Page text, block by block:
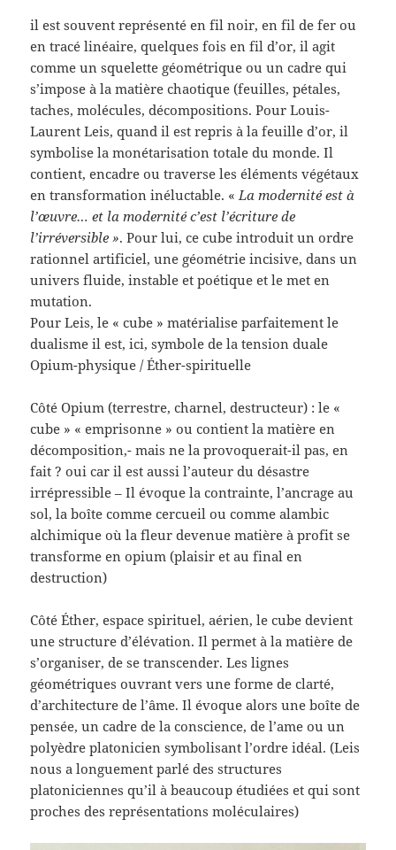
il est souvent représenté en fil noir, en fil de fer ou
en tracé linéaire, quelques fois en fil d’or, il agit
comme un squelette géométrique ou un cadre qui
s’impose à la matière chaotique (feuilles, pétales,
taches, molécules, décompositions. Pour Louis-
Laurent Leis, quand il est repris à la feuille d’or, il
symbolise la monétarisation totale du monde. Il
contient, encadre ou traverse les éléments végétaux
en transformation inéluctable. « La modernité est à
l’œuvre… et la modernité c’est l’écriture de
l’irréversible ». Pour lui, ce cube introduit un ordre
rationnel artificiel, une géométrie incisive, dans un
univers fluide, instable et poétique et le met en
mutation.
Pour Leis, le « cube » matérialise parfaitement le
dualisme il est, ici, symbole de la tension duale
Opium-physique / Éther-spirituelle
Côté Opium (terrestre, charnel, destructeur) : le «
cube » « emprisonne » ou contient la matière en
décomposition,- mais ne la provoquerait-il pas, en
fait ? oui car il est aussi l’auteur du désastre
irrépressible – Il évoque la contrainte, l’ancrage au
sol, la boîte comme cercueil ou comme alambic
alchimique où la fleur devenue matière à profit se
transforme en opium (plaisir et au final en
destruction)
Côté Éther, espace spirituel, aérien, le cube devient
une structure d’élévation. Il permet à la matière de
s’organiser, de se transcender. Les lignes
géométriques ouvrant vers une forme de clarté,
d’architecture de l’âme. Il évoque alors une boîte de
pensée, un cadre de la conscience, de l’ame ou un
polyèdre platonicien symbolisant l’ordre idéal. (Leis
nous a longuement parlé des structures
platoniciennes qu’il à beaucoup étudiées et qui sont
proches des représentations moléculaires)